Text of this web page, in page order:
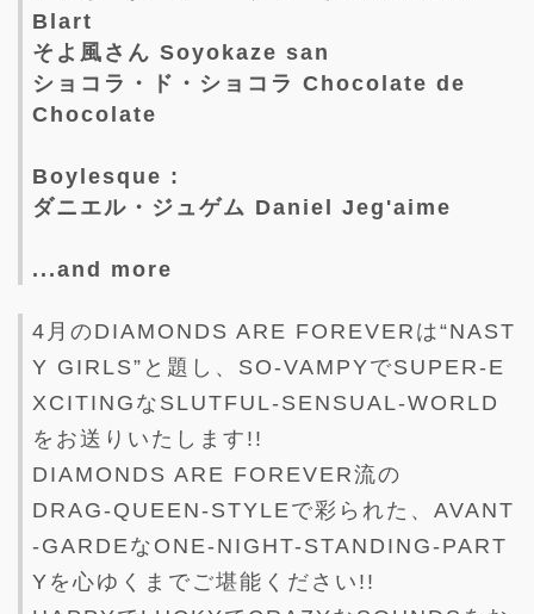
Blart
そよ風さん Soyokaze san
ショコラ・ド・ショコラ Chocolate de
Chocolate
Boylesque :
ダニエル・ジュゲム Daniel Jeg'aime
...and more
4月のDIAMONDS ARE FOREVERは“NAST
Y GIRLS”と題し、SO-VAMPYでSUPER-E
XCITINGなSLUTFUL-SENSUAL-WORLD
をお送りいたします!!
DIAMONDS ARE FOREVER流の
DRAG-QUEEN-STYLEで彩られた、AVANT
-GARDEなONE-NIGHT-STANDING-PART
Yを心ゆくまでご堪能ください!!